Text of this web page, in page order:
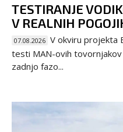
TESTIRANJE
V REALNIH
07.08.2026 V okviru projekta
testi MAN-ovih
zadnjo fazo...